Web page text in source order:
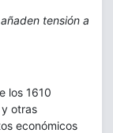
tensión a
los 1610
otras
económicos